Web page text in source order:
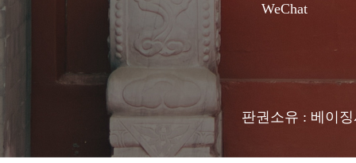
WeChat
판권소유 : 베이